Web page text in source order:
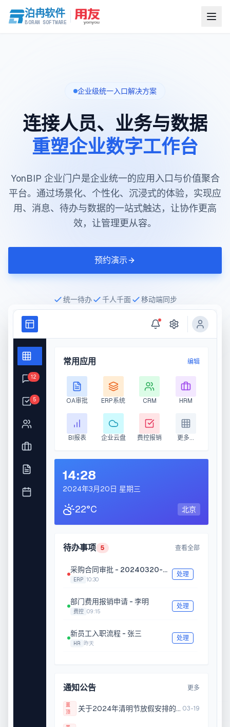
泊冉软件
BORAN SOFTWARE
企业级统一入口解决方案
连接人员、业务与数据
重塑企业数字工作台
YonBIP 企业门户是企业统一的应用入口与价值聚合
平台。通过场景化、个性化、沉浸式的体验，实现应
用、消息、待办与数据的一站式触达，让协作更高
效，让管理更从容。
预约演示
统一待办 千人千面 移动端同步
12
5
常用应用 编辑
OA审批 ERP系统 CRM HRM
BI报表 企业云盘 费控报销 更多...
14:28
2024年3月20日 星期三
22°C 北京
待办事项 5 查看全部
采购合同审批 - 20240320-001
ERP 10:30
处理
部门费用报销申请 - 李明
费控 09:15
处理
新员工入职流程 - 张三
HR 昨天
处理
行政 前天
通知公告 更多
置
顶
关于2024年清明节放假安排的通知 03-19